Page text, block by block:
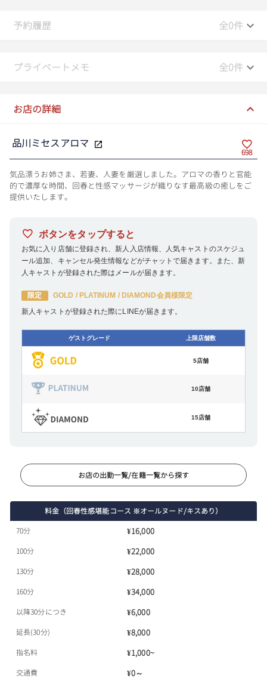
予約履歴 全0件
プライベートメモ 全0件
お店の詳細
品川ミセスアロマ
698
気品漂うお姉さま、若妻、人妻を厳選しました。アロマの香りと官能
的で濃厚な時間、回春と性感マッサージが織りなす最高級の癒しをご
提供いたします。
ボタンをタップすると
お気に入り店舗に登録され、新人入店情報、人気キャストのスケジュ
ール追加、キャンセル発生情報などがチャットで届きます。また、新
人キャストが登録された際はメールが届きます。
限定
GOLD / PLATINUM / DIAMOND会員様限定
新人キャストが登録された際にLINEが届きます。
ゲストグレード 上限店舗数
5店舗
10店舗
15店舗
お店の出勤一覧/在籍一覧から探す
料金（回春性感堪能コース ※オールヌード/キスあり）
70分
¥16,000
100分 ¥22,000
130分 ¥28,000
160分 ¥34,000
以降30分につき ¥6,000
延長(30分) ¥8,000
指名料 ¥1,000~
交通費 ¥0～